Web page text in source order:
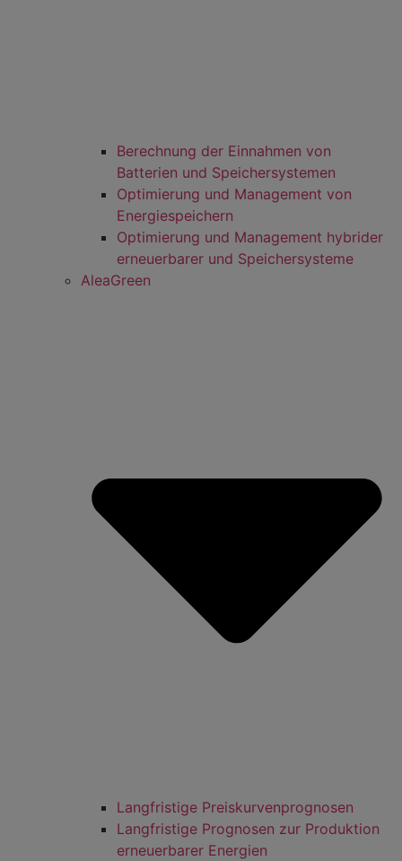
Berechnung der Einnahmen von
Batterien und Speichersystemen
Optimierung und Management von
Energiespeichern
Optimierung und Management hybrider
erneuerbarer und Speichersysteme
AleaGreen
Langfristige Preiskurvenprognosen
Langfristige Prognosen zur Produktion
erneuerbarer Energien